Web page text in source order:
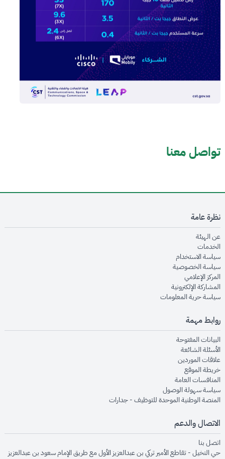
تواصل معنا
نظرة عامة
عن الهيئةopens in new window
الخدماتopens in new window
سياسة الاستخدام
سياسة الخصوصيةopens in new window
المركز الإعلاميopens in new window
المشاركة الإلكترونيةopens in new window
سياسة حرية المعلوماتopens in new window
روابط مهمة
البيانات المفتوحةopens in new window
الأسئلة الشائعةopens in new window
علاقات الموردينopens in new window
خريطة الموقعopens in new window
المنافسات العامةopens in new window
سياسة سهولة الوصولopens in new window
المنصة الوطنية الموحدة للتوظيف - جداراتopens in new window
الاتصال والدعم
اتصل بنا
حي النخيل - تقاطع الأمير تركي بن عبدالعزيز الأول مع طريق الإمام سعود بن عبدالعزيز